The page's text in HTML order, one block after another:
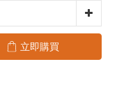
立即購買